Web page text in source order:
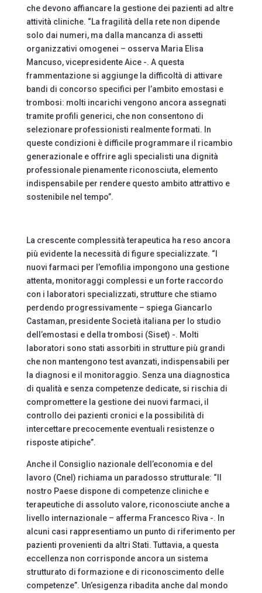
che devono affiancare la gestione dei pazienti ad altre
attività cliniche. “La fragilità della rete non dipende
solo dai numeri, ma dalla mancanza di assetti
organizzativi omogenei – osserva Maria Elisa
Mancuso, vicepresidente Aice -. A questa
frammentazione si aggiunge la difficoltà di attivare
bandi di concorso specifici per l’ambito emostasi e
trombosi: molti incarichi vengono ancora assegnati
tramite profili generici, che non consentono di
selezionare professionisti realmente formati. In
queste condizioni è difficile programmare il ricambio
generazionale e offrire agli specialisti una dignità
professionale pienamente riconosciuta, elemento
indispensabile per rendere questo ambito attrattivo e
sostenibile nel tempo”.
La crescente complessità terapeutica ha reso ancora
più evidente la necessità di figure specializzate. “I
nuovi farmaci per l’emofilia impongono una gestione
attenta, monitoraggi complessi e un forte raccordo
con i laboratori specializzati, strutture che stiamo
perdendo progressivamente – spiega Giancarlo
Castaman, presidente Società italiana per lo studio
dell’emostasi e della trombosi (Siset) -. Molti
laboratori sono stati assorbiti in strutture più grandi
che non mantengono test avanzati, indispensabili per
la diagnosi e il monitoraggio. Senza una diagnostica
di qualità e senza competenze dedicate, si rischia di
compromettere la gestione dei nuovi farmaci, il
controllo dei pazienti cronici e la possibilità di
intercettare precocemente eventuali resistenze o
risposte atipiche”.
Anche il Consiglio nazionale dell’economia e del
lavoro (Cnel) richiama un paradosso strutturale: “Il
nostro Paese dispone di competenze cliniche e
terapeutiche di assoluto valore, riconosciute anche a
livello internazionale – afferma Francesco Riva -. In
alcuni casi rappresentiamo un punto di riferimento per
pazienti provenienti da altri Stati. Tuttavia, a questa
eccellenza non corrisponde ancora un sistema
strutturato di formazione e di riconoscimento delle
competenze”. Un’esigenza ribadita anche dal mondo